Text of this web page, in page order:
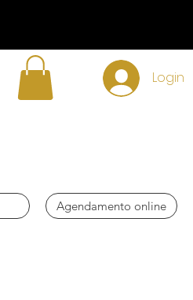
Login
Agendamento online